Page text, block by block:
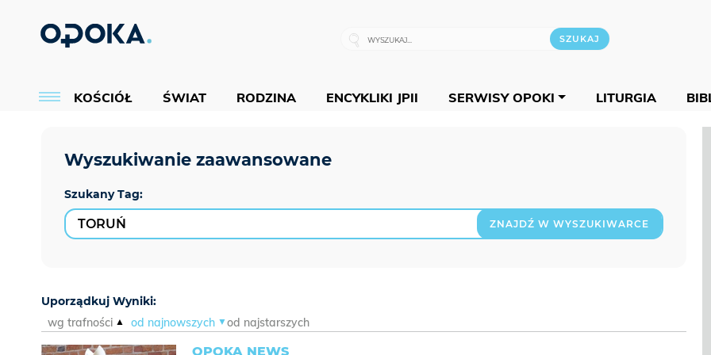
KOŚCIÓŁ ŚWIAT RODZINA ENCYKLIKI JPII SERWISY OPOKI LITURGIA
Szukany Tag:
ZNAJDŹ W WYSZUKIWARCE
Uporządkuj Wyniki:
wg trafności
od najnowszych od najstarszych
OPOKA NEWS